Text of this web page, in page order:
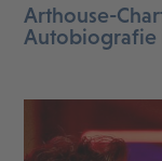
Arthouse-
Autobiografie